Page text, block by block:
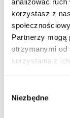
analizować
korzystasz z
Partnerzy mogą
otrzymanymi od
korzystania z ich
zgody
Niezbędne
Dlaczego